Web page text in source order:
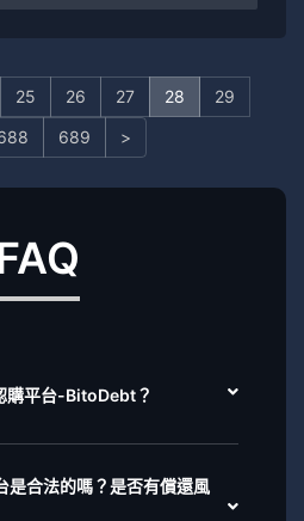
25 26 27 28
29
689 >
購平台-BitoDebt？
是合法的嗎？是否有償還風